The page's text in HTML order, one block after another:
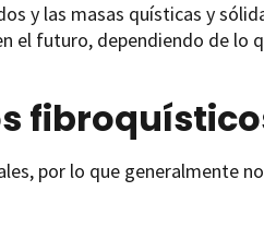
y las masas quísticas y
el futuro, dependiendo de lo
por lo que generalmente